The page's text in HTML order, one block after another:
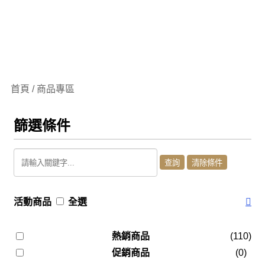
首頁 / 商品專區
篩選條件
活動商品 全選
熱銷商品
(110)
促銷商品
(0)